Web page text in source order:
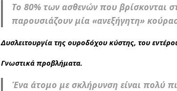
Το 80% των ασθενών που βρίσκονται
παρουσιάζουν μία «ανεξήγητη»
Δυσλειτουργία της ουροδόχου κύστης, του
Γνωστικά προβλήματα.
Ένα άτομο με σκλήρυνση είναι πολύ